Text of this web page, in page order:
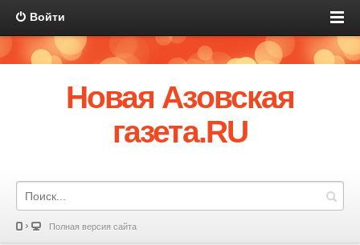
Войти
Новая Азовская
газета.RU
Полная версия сайта